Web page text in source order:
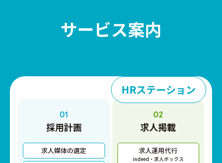
サービス案内
HRステーション
01
採用計画
求人媒体の選定
02
求人掲載
求人運用代行
indeed・求人ボックス